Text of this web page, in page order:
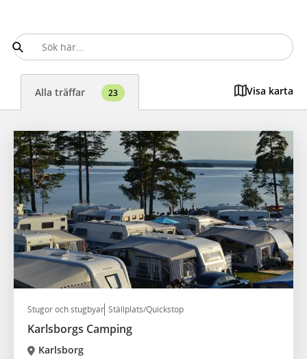
Alla träffar 23 Visa karta
Stugor och stugbyar Ställplats/Quickstop
Karlsborgs Camping
Karlsborg